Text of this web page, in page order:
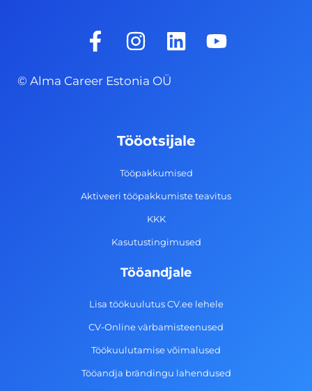
F
a
e
-
I
n
s
t
g
r
a
m
L
i
d
i
n
Y
o
© Alma Career Estonia OÜ
Tööotsijale
Tööpakkumised
Aktiveeri tööpakkumiste teavitus
KKK
Kasutustingimused
Tööandjale
Lisa töökuulutus CV.ee lehele
CV-Online värbamisteenused
Töökuulutamise võimalused
Tööandja brändingu lahendused